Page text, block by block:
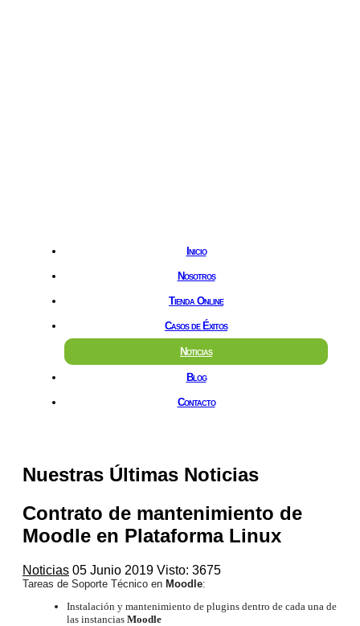
Inicio
Nosotros
Tienda Online
Casos de Éxitos
Noticias
Blog
Contacto
Nuestras Últimas Noticias
Contrato de mantenimiento de
Moodle en Plataforma Linux
Noticias 05 Junio 2019 Visto: 3675
Tareas de Soporte Técnico en Moodle:
Instalación y mantenimiento de plugins dentro de cada una de
las instancias Moodle